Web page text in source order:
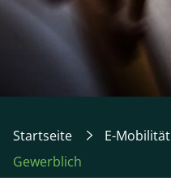
Startseite E-Mobilität
Gewerblich